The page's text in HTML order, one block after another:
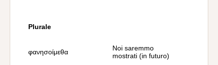
Plurale
φανησοίμεθα
Noi saremmo
mostrati (in futuro)